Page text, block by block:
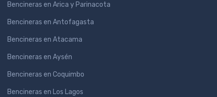
Bencineras en Arica y Parinacota
Bencineras en Antofagasta
Bencineras en Atacama
Bencineras en Aysén
Bencineras en Coquimbo
Bencineras en Los Lagos